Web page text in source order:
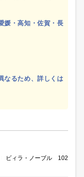
媛・高知・佐賀・長
なるため、詳しくは
ビィラ・ノーブル 102